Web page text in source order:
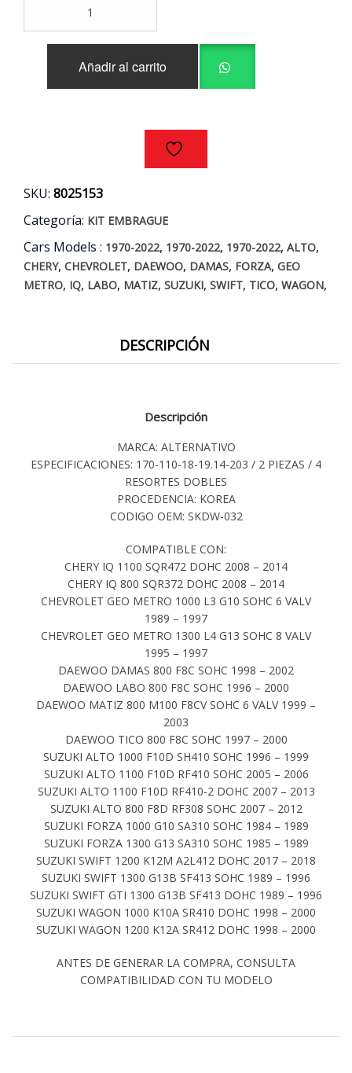
era:
$60.000.$49.990.
SECO
AÑOS
84/18
cantidad
Añadir al carrito
SKU: 8025153
Categoría: KIT EMBRAGUE
Cars Models : 1970-2022, 1970-2022, 1970-2022, ALTO,
CHERY, CHEVROLET, DAEWOO, DAMAS, FORZA, GEO
METRO, IQ, LABO, MATIZ, SUZUKI, SWIFT, TICO, WAGON,
DESCRIPCIÓN
Descripción
MARCA: ALTERNATIVO
ESPECIFICACIONES: 170-110-18-19.14-203 / 2 PIEZAS / 4
RESORTES DOBLES
PROCEDENCIA: KOREA
CODIGO OEM: SKDW-032
COMPATIBLE CON:
CHERY IQ 1100 SQR472 DOHC 2008 – 2014
CHERY IQ 800 SQR372 DOHC 2008 – 2014
CHEVROLET GEO METRO 1000 L3 G10 SOHC 6 VALV
1989 – 1997
CHEVROLET GEO METRO 1300 L4 G13 SOHC 8 VALV
1995 – 1997
DAEWOO DAMAS 800 F8C SOHC 1998 – 2002
DAEWOO LABO 800 F8C SOHC 1996 – 2000
DAEWOO MATIZ 800 M100 F8CV SOHC 6 VALV 1999 –
2003
DAEWOO TICO 800 F8C SOHC 1997 – 2000
SUZUKI ALTO 1000 F10D SH410 SOHC 1996 – 1999
SUZUKI ALTO 1100 F10D RF410 SOHC 2005 – 2006
SUZUKI ALTO 1100 F10D RF410-2 DOHC 2007 – 2013
SUZUKI ALTO 800 F8D RF308 SOHC 2007 – 2012
SUZUKI FORZA 1000 G10 SA310 SOHC 1984 – 1989
SUZUKI FORZA 1300 G13 SA310 SOHC 1985 – 1989
SUZUKI SWIFT 1200 K12M A2L412 DOHC 2017 – 2018
SUZUKI SWIFT 1300 G13B SF413 SOHC 1989 – 1996
SUZUKI SWIFT GTI 1300 G13B SF413 DOHC 1989 – 1996
SUZUKI WAGON 1000 K10A SR410 DOHC 1998 – 2000
SUZUKI WAGON 1200 K12A SR412 DOHC 1998 – 2000
ANTES DE GENERAR LA COMPRA, CONSULTA
COMPATIBILIDAD CON TU MODELO